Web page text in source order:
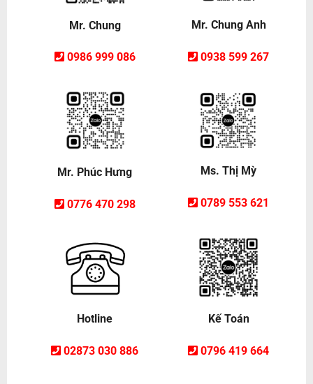
Mr. Chung
0986 999 086
Mr. Chung Anh
0938 599 267
Mr. Phúc Hưng
0776 470 298
Ms. Thị Mỳ
0789 553 621
Hotline
02873 030 886
Kế Toán
0796 419 664